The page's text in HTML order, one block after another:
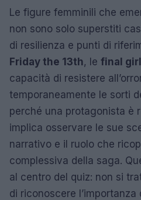
Le figure femminili che
non sono solo superstiti
di resilienza e punti di
Friday the 13th, le final girl
capacità di resistere
temporaneamente le sorti
perché una protagonista è
implica osservare le sue
narrativo e il ruolo che
complessiva della saga.
al centro del quiz: non si
di riconoscere